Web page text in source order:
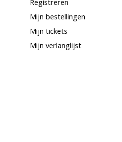
Mijn bestellingen
Mijn tickets
Mijn verlanglijst